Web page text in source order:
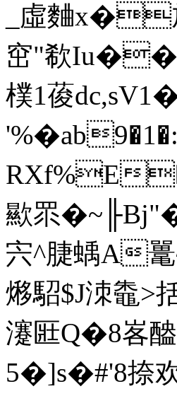
_虛麯x�
窋"欷Iu��&
樸1葰
RXf%E
歞眔�
宍^脻蝺Α鼍
熪駋$J洓鼄
瀽匨Q�8峉
5�]s�#'8捺